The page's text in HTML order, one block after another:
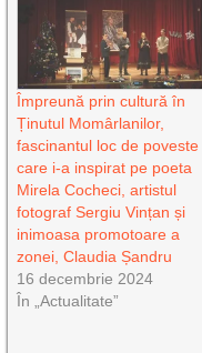
Împreună prin cultură în
Ținutul Momârlanilor,
fascinantul loc de poveste
care i-a inspirat pe poeta
Mirela Cocheci, artistul
fotograf Sergiu Vințan și
inimoasa promotoare a
zonei, Claudia Șandru
16 decembrie 2024
În „Actualitate”